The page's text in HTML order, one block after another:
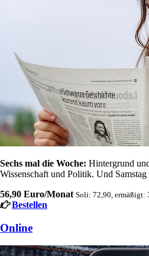
Sechs mal die Woche: Hintergrund
Wissenschaft und Politik. Und Samstag
56,90 Euro/Monat Soli: 72,90, ermäßigt:
Bestellen
Online